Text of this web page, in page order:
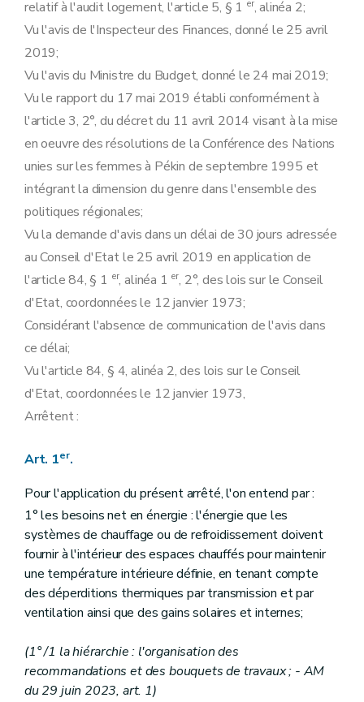
relatif à l'audit logement, l'article 5, § 1 er, alinéa 2;
Vu l'avis de l'Inspecteur des Finances, donné le 25 avril
2019;
Vu l'avis du Ministre du Budget, donné le 24 mai 2019;
Vu le rapport du 17 mai 2019 établi conformément à
l'article 3, 2°, du décret du 11 avril 2014 visant à la mise
en oeuvre des résolutions de la Conférence des Nations
unies sur les femmes à Pékin de septembre 1995 et
intégrant la dimension du genre dans l'ensemble des
politiques régionales;
Vu la demande d'avis dans un délai de 30 jours adressée
au Conseil d'Etat le 25 avril 2019 en application de
l'article 84, § 1 er, alinéa 1 er, 2°, des lois sur le Conseil
d'Etat, coordonnées le 12 janvier 1973;
Considérant l'absence de communication de l'avis dans
ce délai;
Vu l'article 84, § 4, alinéa 2, des lois sur le Conseil
d'Etat, coordonnées le 12 janvier 1973,
Arrêtent :
Art. 1er.
Pour l'application du présent arrêté, l'on entend par :
1° les besoins net en énergie : l'énergie que les
systèmes de chauffage ou de refroidissement doivent
fournir à l'intérieur des espaces chauffés pour maintenir
une température intérieure définie, en tenant compte
des déperditions thermiques par transmission et par
ventilation ainsi que des gains solaires et internes;
(1° /1 la hiérarchie : l'organisation des
recommandations et des bouquets de travaux ; - AM
du 29 juin 2023, art. 1)